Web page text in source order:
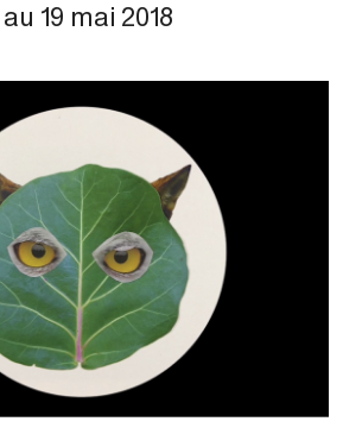
19 mai 2018